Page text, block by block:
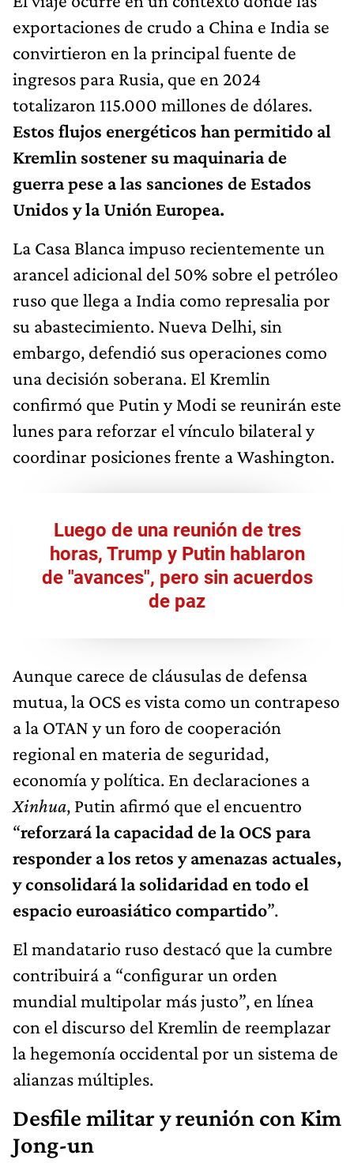
exportaciones de crudo a China e India se
convirtieron en la principal fuente de
ingresos para Rusia, que en 2024
totalizaron 115.000 millones de dólares.
Estos flujos energéticos han permitido al
Kremlin sostener su maquinaria de
guerra pese a las sanciones de Estados
Unidos y la Unión Europea.
La Casa Blanca impuso recientemente un
arancel adicional del 50% sobre el petróleo
ruso que llega a India como represalia por
su abastecimiento. Nueva Delhi, sin
embargo, defendió sus operaciones como
una decisión soberana. El Kremlin
confirmó que Putin y Modi se reunirán este
lunes para reforzar el vínculo bilateral y
coordinar posiciones frente a Washington.
Luego de una reunión de tres
horas, Trump y Putin hablaron
de "avances", pero sin acuerdos
de paz
Aunque carece de cláusulas de defensa
mutua, la OCS es vista como un contrapeso
a la OTAN y un foro de cooperación
regional en materia de seguridad,
economía y política. En declaraciones a
Xinhua, Putin afirmó que el encuentro
“reforzará la capacidad de la OCS para
responder a los retos y amenazas actuales,
y consolidará la solidaridad en todo el
espacio euroasiático compartido”.
El mandatario ruso destacó que la cumbre
contribuirá a “configurar un orden
mundial multipolar más justo”, en línea
con el discurso del Kremlin de reemplazar
la hegemonía occidental por un sistema de
alianzas múltiples.
Desfile militar y reunión con Kim
Jong-un